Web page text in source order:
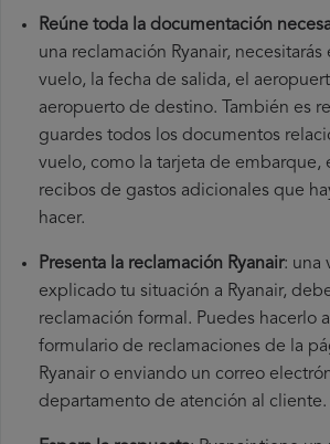
Reúne toda la documentación
una reclamación Ryanair,
vuelo, la fecha de salida, el
aeropuerto de destino. También es
guardes todos los documentos
vuelo, como la tarjeta de embarque,
recibos de gastos adicionales que
hacer.
Presenta la reclamación Ryanair: una
explicado tu situación a Ryanair,
reclamación formal. Puedes hacerlo
formulario de reclamaciones de la
Ryanair o enviando un correo
departamento de atención al cliente.